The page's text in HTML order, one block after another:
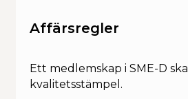
Affärsregler
Ett medlemskap i SME-D
kvalitetsstämpel.